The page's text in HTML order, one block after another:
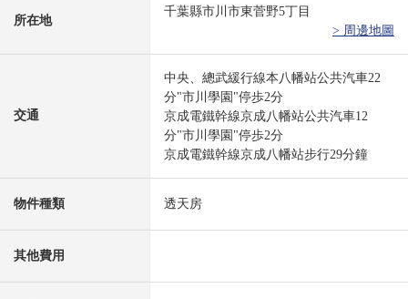
所在地
千葉縣市川市東菅野5丁目
> 周邊地圖
交通
中央、總武緩行線本八幡站公共汽車22
分"市川學園"停歩2分
京成電鐵幹線京成八幡站公共汽車12
分"市川學園"停歩2分
京成電鐵幹線京成八幡站步行29分鐘
物件種類 透天房
其他費用